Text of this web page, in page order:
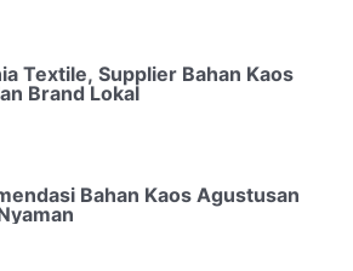
Textile, Supplier Bahan Kaos
Brand Lokal
Bahan Kaos Agustusan